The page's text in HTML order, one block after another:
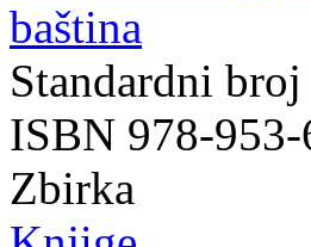
baština
Standardni broj
ISBN 978-
Zbirka